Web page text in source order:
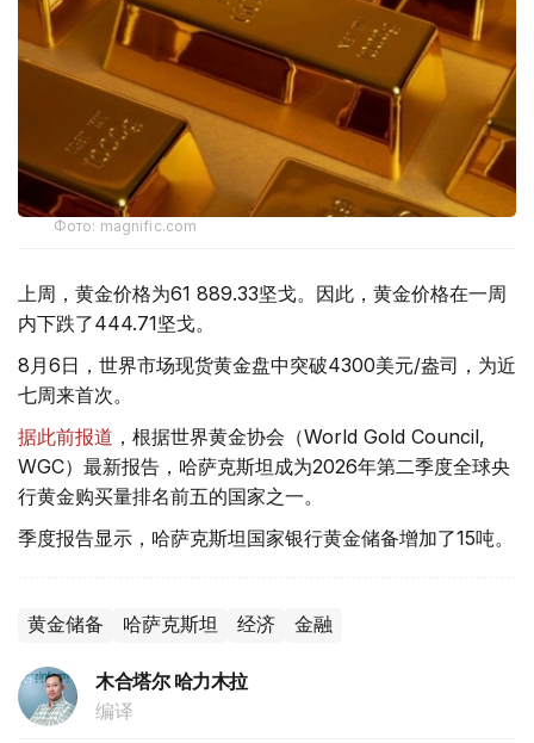
Фото: magnific.com
上周，黄金价格为61 889.33坚戈。因此，黄金价格在一周
内下跌了444.71坚戈。
8月6日，世界市场现货黄金盘中突破4300美元/盎司，为近
七周来首次。
据此前报道 ，根据世界黄金协会（World Gold Council,
WGC）最新报告，哈萨克斯坦成为2026年第二季度全球央
行黄金购买量排名前五的国家之一。
季度报告显示，哈萨克斯坦国家银行黄金储备增加了15吨。
黄金储备 哈萨克斯坦 经济 金融
木合塔尔 哈力木拉
编译